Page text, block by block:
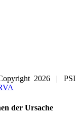
2026 | PSI
der Ursache